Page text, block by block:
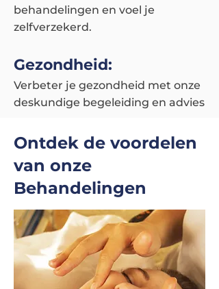
behandelingen en voel je
zelfverzekerd.
Gezondheid:
Verbeter je gezondheid met onze
deskundige begeleiding en advies
Ontdek de voordelen
van onze
Behandelingen